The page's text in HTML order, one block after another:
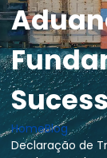
HomeBlog
Declaração de